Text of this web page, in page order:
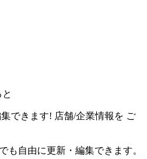
できます! 店舗/企業情報を ご
も自由に更新・編集できます。